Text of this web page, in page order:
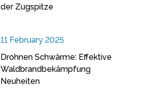
der Zugspitze
11 February 2025
Drohnen Schwärme: Effektive
Waldbrandbekämpfung
Neuheiten